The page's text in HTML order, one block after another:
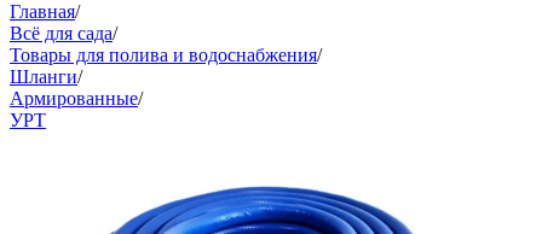
Главная/
Всё для сада/
Товары для полива и водоснабжения/
Шланги/
Армированные/
УРТ